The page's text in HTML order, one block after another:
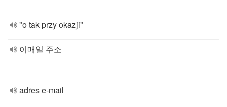
"o tak przy okazji"
이매일 주소
adres e-mail